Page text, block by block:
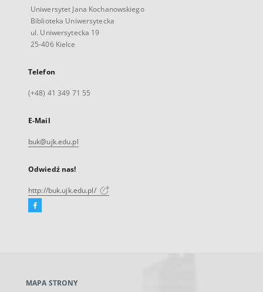
Uniwersytet Jana Kochanowskiego
Biblioteka Uniwersytecka
ul. Uniwersytecka 19
25-406 Kielce
Telefon
(+48) 41 349 71 55
E-Mail
buk@ujk.edu.pl
Odwiedź nas!
http://buk.ujk.edu.pl/
Facebook
karcie
MAPA STRONY